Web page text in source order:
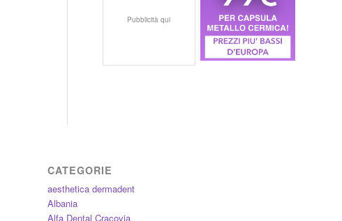
Pubblicità qui
CATEGORIE
aesthetica dermadent
Albania
Alfa Dental Cracovia